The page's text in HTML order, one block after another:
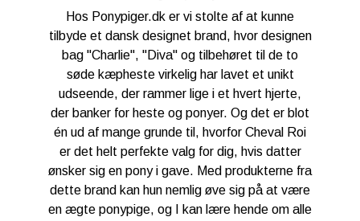
Hos Ponypiger.dk er vi stolte af at kunne
tilbyde et dansk designet brand, hvor designen
bag "Charlie", "Diva" og tilbehøret til de to
søde kæpheste virkelig har lavet et unikt
udseende, der rammer lige i et hvert hjerte,
der banker for heste og ponyer. Og det er blot
én ud af mange grunde til, hvorfor Cheval Roi
er det helt perfekte valg for dig, hvis datter
ønsker sig en pony i gave. Med produkterne fra
dette brand kan hun nemlig øve sig på at være
en ægte ponypige, og I kan lære hende om alle